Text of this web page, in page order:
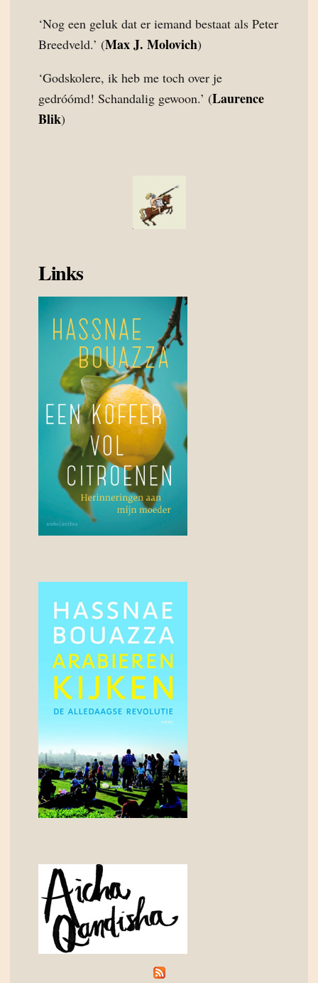
‘Nog een geluk dat er iemand bestaat als Peter
Breedveld.’ (Max J. Molovich)
‘Godskolere, ik heb me toch over je
gedróómd! Schandalig gewoon.’ (Laurence
Blik)
Links